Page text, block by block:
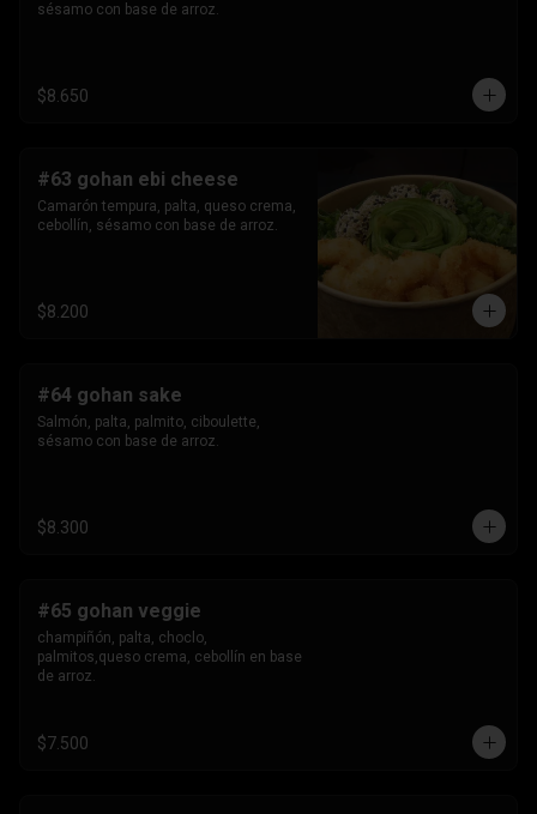
sésamo con base de arroz.
$8.650
#63 gohan ebi cheese
Camarón tempura, palta, queso crema,
cebollín, sésamo con base de arroz.
$8.200
#64 gohan sake
Salmón, palta, palmito, ciboulette,
sésamo con base de arroz.
$8.300
#65 gohan veggie
champiñón, palta, choclo,
palmitos,queso crema, cebollín en base
de arroz.
$7.500